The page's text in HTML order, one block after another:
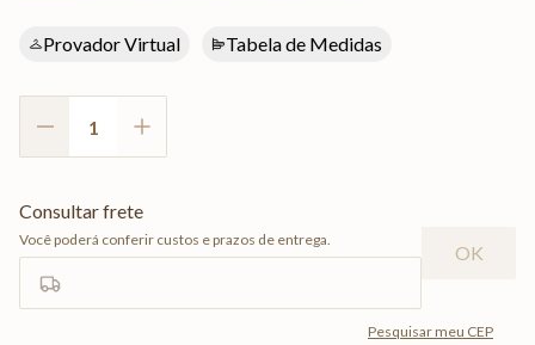
Provador Virtual Tabela de Medidas